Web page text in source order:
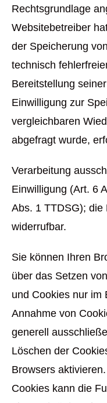
Rechtsgrundlage
Websitebetreiber
der Speicherung
technisch
Bereitstellung
Einwilligung zur
vergleichbaren
abgefragt wurde,
Verarbeitung
Einwilligung (Art. 6
Abs. 1 TTDSG); die
widerrufbar.
Sie können Ihren
über das Setzen
und Cookies nur im
Annahme von
generell
Löschen der
Browsers
Cookies kann die